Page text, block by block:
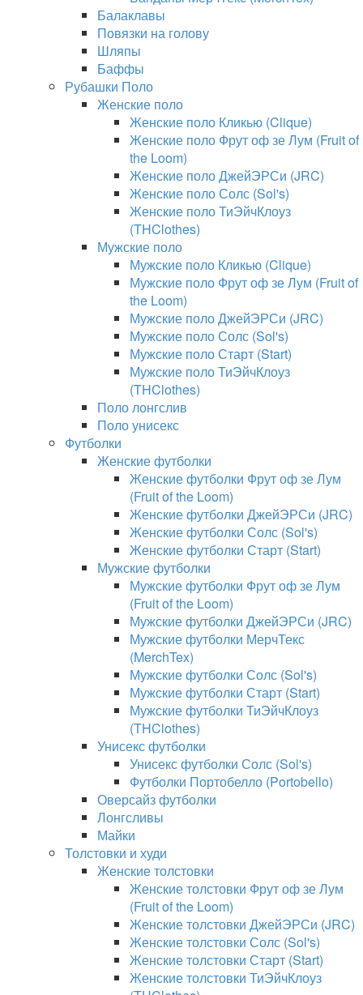
Балаклавы
Повязки на голову
Шляпы
Баффы
Рубашки Поло
Женские поло
Женские поло Кликью (Clique)
Женские поло Фрут оф зе Лум (Fruit of
the Loom)
Женские поло ДжейЭРСи (JRC)
Женские поло Солс (Sol's)
Женские поло ТиЭйчКлоуз
(THClothes)
Мужские поло
Мужские поло Кликью (Clique)
Мужские поло Фрут оф зе Лум (Fruit of
the Loom)
Мужские поло ДжейЭРСи (JRC)
Мужские поло Солс (Sol's)
Мужские поло Старт (Start)
Мужские поло ТиЭйчКлоуз
(THClothes)
Поло лонгслив
Поло унисекс
Футболки
Женские футболки
Женские футболки Фрут оф зе Лум
(Fruit of the Loom)
Женские футболки ДжейЭРСи (JRC)
Женские футболки Солс (Sol's)
Женские футболки Старт (Start)
Мужские футболки
Мужские футболки Фрут оф зе Лум
(Fruit of the Loom)
Мужские футболки ДжейЭРСи (JRC)
Мужские футболки МерчТекс
(MerchTex)
Мужские футболки Солс (Sol's)
Мужские футболки Старт (Start)
Мужские футболки ТиЭйчКлоуз
(THClothes)
Унисекс футболки
Унисекс футболки Солс (Sol's)
Футболки Портобелло (Portobello)
Оверсайз футболки
Лонгсливы
Майки
Толстовки и худи
Женские толстовки
Женские толстовки Фрут оф зе Лум
(Fruit of the Loom)
Женские толстовки ДжейЭРСи (JRC)
Женские толстовки Солс (Sol's)
Женские толстовки Старт (Start)
Женские толстовки ТиЭйчКлоуз